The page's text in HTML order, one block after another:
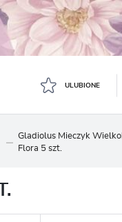
ULUBIONE
DODATKOWE KORZYŚCI:
realizacji zamówień
8.99 zł
Gladiolus Mieczyk
Flora 5 szt.